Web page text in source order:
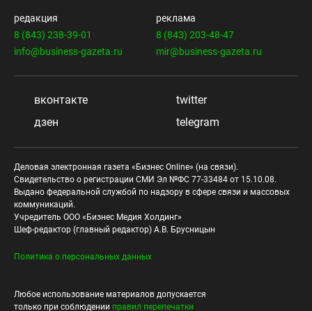
редакция
8 (843) 238-39-01
info@business-gazeta.ru
реклама
8 (843) 203-48-47
mir@business-gazeta.ru
вконтакте
twitter
дзен
telegram
Деловая электронная газета «Бизнес Online» (на связи).
Свидетельство о регистрации СМИ Эл №ФС 77-33484 от 15.10.08.
Выдано федеральной службой по надзору в сфере связи и массовых
коммуникаций.
Учредитель ООО «Бизнес Медия Холдинг»
Шеф-редактор (главный редактор) А.В. Брусницын
Политика о персональных данных
Любое использование материалов допускается
только при соблюдении правил перепечатки